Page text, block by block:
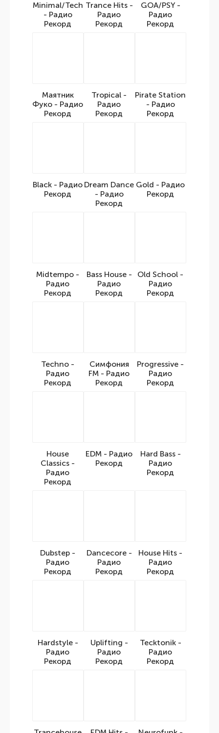
Minimal/Tech
- Радио
Рекорд
Trance Hits -
Радио
Рекорд
GOA/PSY -
Радио
Рекорд
Маятник
Фуко - Радио
Рекорд
Tropical -
Радио
Рекорд
Pirate Station
- Радио
Рекорд
Black - Радио
Рекорд
Dream Dance
- Радио
Рекорд
Gold - Радио
Рекорд
Midtempo -
Радио
Рекорд
Bass House -
Радио
Рекорд
Old School -
Радио
Рекорд
Techno -
Радио
Рекорд
Симфония
FM - Радио
Рекорд
Progressive -
Радио
Рекорд
House
Classics -
Радио
Рекорд
EDM - Радио
Рекорд
Hard Bass -
Радио
Рекорд
Dubstep -
Радио
Рекорд
Dancecore -
Радио
Рекорд
House Hits -
Радио
Рекорд
Hardstyle -
Радио
Рекорд
Uplifting -
Радио
Рекорд
Tecktonik -
Радио
Рекорд